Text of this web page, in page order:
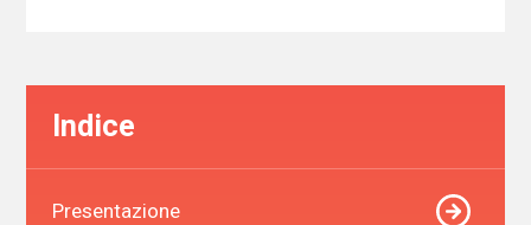
Indice
Presentazione